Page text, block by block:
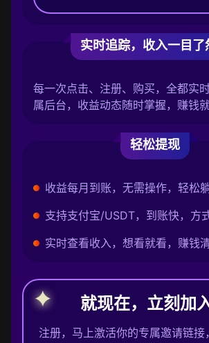
实时追踪，收入一目了
每一次点击、注册、购买，全都实
属后台，收益动态随时掌握，赚钱
轻松提现
收益每月到账，无需操作，轻松
支持支付宝/USDT，到账快，方
实时查看收入，想看就看，赚钱
就现在，立刻加入
注册，马上激活你的专属邀请链接